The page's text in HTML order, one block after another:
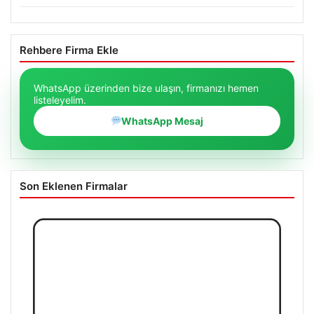
Rehbere Firma Ekle
WhatsApp üzerinden bize ulaşın, firmanızı hemen
listeleyelim.
WhatsApp Mesaj
Son Eklenen Firmalar